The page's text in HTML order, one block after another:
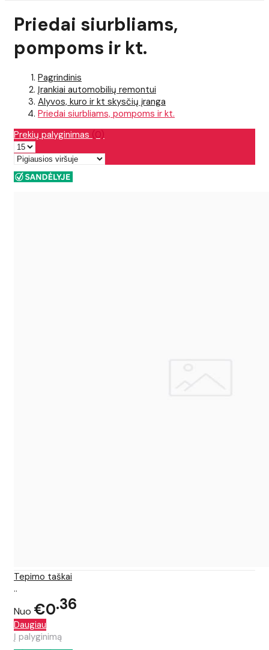
Priedai siurbliams,
pompoms ir kt.
Pagrindinis
Įrankiai automobilių remontui
Alyvos, kuro ir kt skysčių įranga
Priedai siurbliams, pompoms ir kt.
Prekių palyginimas (0)
Tepimo taškai
..
Nuo €0 36
Daugiau
Į palyginimą